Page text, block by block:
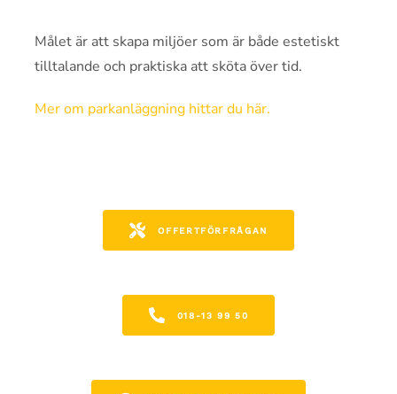
Målet är att skapa miljöer som är både estetiskt
tilltalande och praktiska att sköta över tid.
Mer om parkanläggning hittar du här.
OFFERTFÖRFRÅGAN
018-13 99 50